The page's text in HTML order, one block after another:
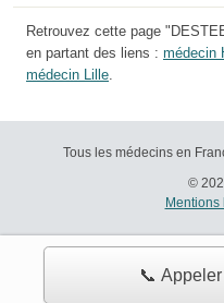
📞
Retrouvez cette page
en partant des liens : médecin
médecin Lille
Tous les médecins en
©
Mentions